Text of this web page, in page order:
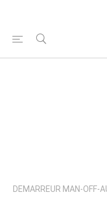
DEMARREUR MAN-